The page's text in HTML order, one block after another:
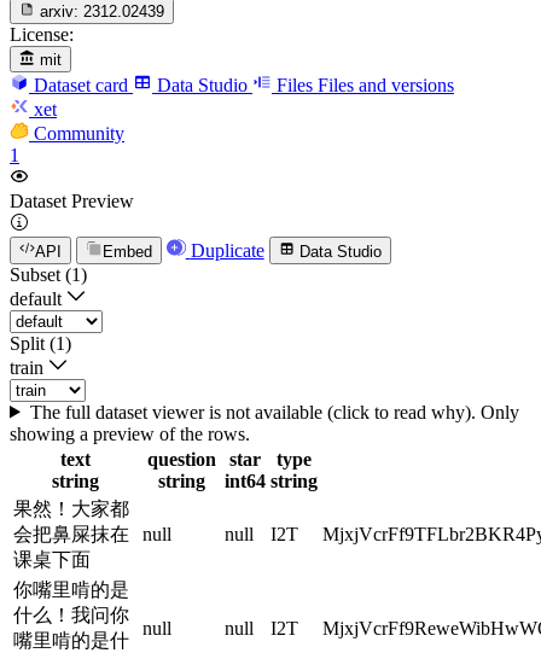
arxiv: 2312.02439
License:
mit
Dataset card Data Studio Files Files and versions
xet
Community
1
Dataset Preview
API Embed Duplicate Data Studio
Subset (1)
default
Split (1)
train
The full dataset viewer is not available (click to read why). Only
showing a preview of the rows.
text
string
question
string
star
int64
type
string
果然！大家都
会把鼻屎抹在
课桌下面
null null I2T
你嘴里啃的是
什么！我问你
嘴里啃的是什
null null I2T